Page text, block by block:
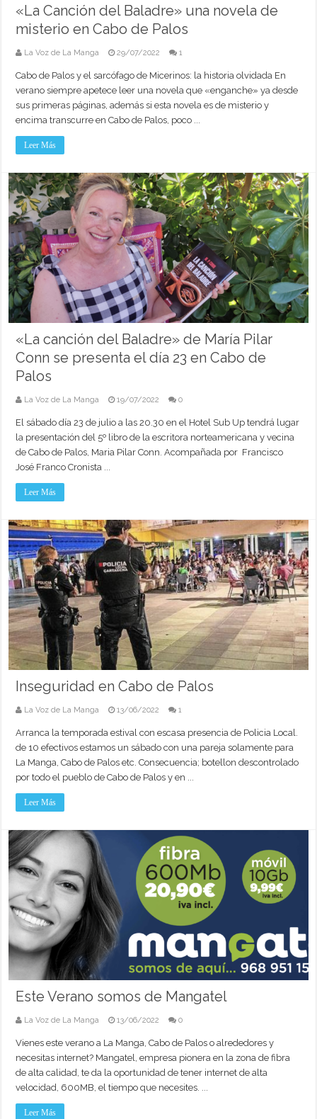
«La Canción del Baladre» una novela de
misterio en Cabo de Palos
La Voz de La Manga 29/07/2022 1
Cabo de Palos y el sarcófago de Micerinos: la historia olvidada En
verano siempre apetece leer una novela que «enganche» ya desde
sus primeras páginas, además si esta novela es de misterio y
encima transcurre en Cabo de Palos, poco ...
Leer Más
«La canción del Baladre» de María Pilar
Conn se presenta el día 23 en Cabo de
Palos
La Voz de La Manga 19/07/2022 0
El sábado día 23 de julio a las 20.30 en el Hotel Sub Up tendrá lugar
la presentación del 5º libro de la escritora norteamericana y vecina
de Cabo de Palos, Maria Pilar Conn. Acompañada por Francisco
José Franco Cronista ...
Leer Más
Inseguridad en Cabo de Palos
La Voz de La Manga 13/06/2022 1
Arranca la temporada estival con escasa presencia de Policia Local.
de 10 efectivos estamos un sábado con una pareja solamente para
La Manga, Cabo de Palos etc. Consecuencia; botellon descontrolado
por todo el pueblo de Cabo de Palos y en ...
Leer Más
Este Verano somos de Mangatel
La Voz de La Manga 13/06/2022 0
Vienes este verano a La Manga, Cabo de Palos o alrededores y
necesitas internet? Mangatel, empresa pionera en la zona de fibra
de alta calidad, te da la oportunidad de tener internet de alta
velocidad, 600MB, el tiempo que necesites. ...
Leer Más